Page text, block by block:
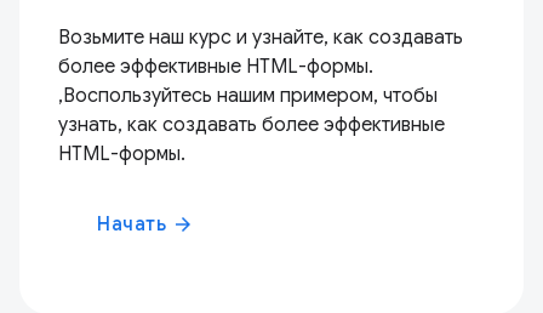
Возьмите наш курс и узнайте, как создавать
более эффективные HTML-формы.
,Воспользуйтесь нашим примером, чтобы
узнать, как создавать более эффективные
HTML-формы.
Начать arrow_forward